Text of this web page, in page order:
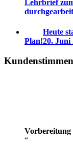
Lehrbrief
Heute
Plan!20. Juni
Kundenstimmen